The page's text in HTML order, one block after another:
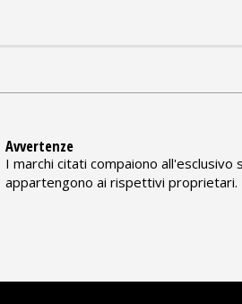
Avvertenze
I marchi citati compaiono
appartengono ai rispettivi proprietari.